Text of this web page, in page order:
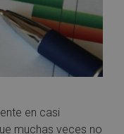
en casi
muchas veces no